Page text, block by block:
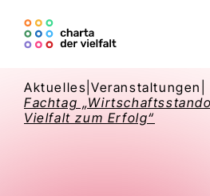
Aktuelles |Veranstaltungen
Fachtag
Vielfalt zum Erfolg“